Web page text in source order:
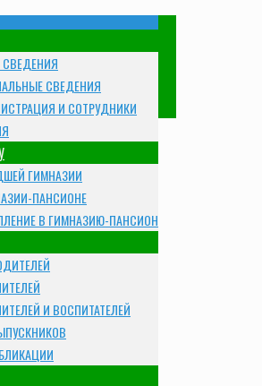
СВЕДЕНИЯ
И СОТРУДНИКИ
ГИМНАЗИИ
ПАНСИОНЕ
В ГИМНАЗИЮ-ПАНСИОН
И ВОСПИТАТЕЛЕЙ